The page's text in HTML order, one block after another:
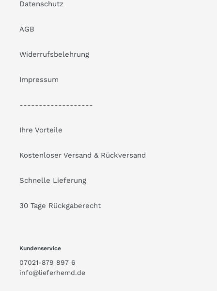
Datenschutz
AGB
Widerrufsbelehrung
Impressum
-------------------
Ihre Vorteile
Kostenloser Versand & Rückversand
Schnelle Lieferung
30 Tage Rückgaberecht
Kundenservice
07021-879 897 6
info@lieferhemd.de